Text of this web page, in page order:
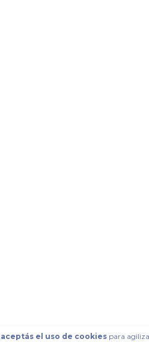
aceptás el uso de cookiespara